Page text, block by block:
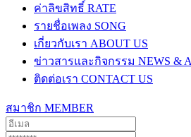
ค่าลิขสิทธิ์ RATE
รายชื่อเพลง SONG
เกี่ยวกับเรา ABOUT US
ข่าวสารและกิจกรรม NEWS &
ติดต่อเรา CONTACT US
สมาชิก MEMBER